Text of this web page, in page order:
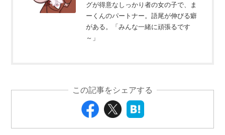
グが得意なしっかり者の女の子で、ま
ーくんのパートナー。語尾が伸びる癖
がある。「みんな一緒に頑張るです
～」
この記事をシェアする